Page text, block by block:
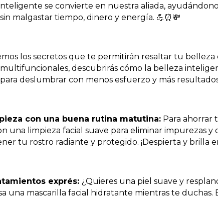
se convierte en nuestra aliada,
malgastar tiempo, dinero y energía. 💪⏰💸
los secretos que te permitirán resaltar tu belleza
descubrirás cómo la belleza
deslumbrar con menos esfuerzo y más resultados!
con una buena rutina matutina: Para ahorrar
una limpieza facial suave para eliminar impurezas
tu rostro radiante y protegido. ¡Despierta y brilla
exprés: ¿Quieres una piel suave y
una mascarilla facial hidratante mientras te